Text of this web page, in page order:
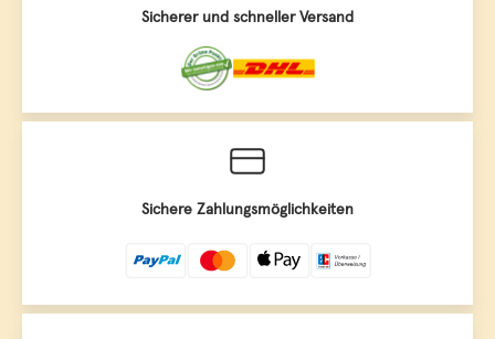
Sicherer und schneller Versand
Sichere Zahlungsmöglichkeiten